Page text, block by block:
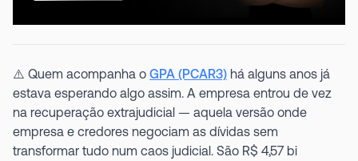
⚠️ Quem acompanha o GPA (PCAR3) há alguns anos já
estava esperando algo assim. A empresa entrou de vez
na recuperação extrajudicial — aquela versão onde
empresa e credores negociam as dívidas sem
transformar tudo num caos judicial. São R$ 4,57 bi